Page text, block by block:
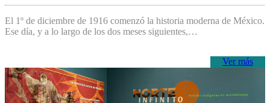
El 1º de diciembre de 1916 comenzó la historia moderna de México.
Ese día, y a lo largo de los dos meses siguientes,…
Ver más